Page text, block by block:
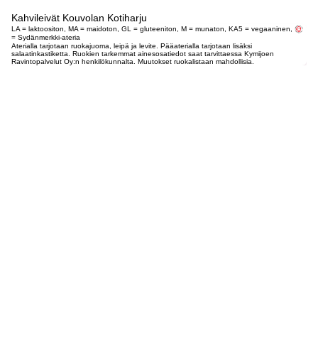
Kahvileivät Kouvolan Kotiharju
LA = laktoositon, MA = maidoton, GL = gluteeniton, M = munaton, KA5 = vegaaninen,
= Sydänmerkki-ateria
Aterialla tarjotaan ruokajuoma, leipä ja levite. Pääaterialla tarjotaan lisäksi
salaatinkastiketta. Ruokien tarkemmat ainesosatiedot saat tarvittaessa Kymijoen
Ravintopalvelut Oy:n henkilökunnalta. Muutokset ruokalistaan mahdollisia.